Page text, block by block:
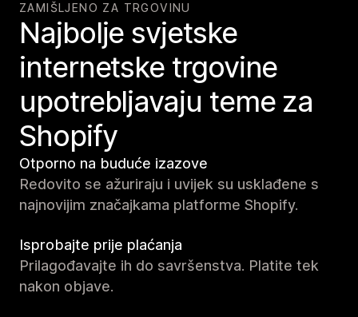
ZAMIŠLJENO ZA TRGOVINU
Najbolje svjetske
internetske trgovine
upotrebljavaju teme za
Shopify
Otporno na buduće izazove
Redovito se ažuriraju i uvijek su usklađene s
najnovijim značajkama platforme Shopify.
Isprobajte prije plaćanja
Prilagođavajte ih do savršenstva. Platite tek
nakon objave.